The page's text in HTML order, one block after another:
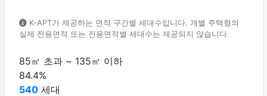
K-APT가 제공하는 면적 구간별 세대수입니다. 개별 주택형의
실제 전용면적 또는 전용면적별 세대수는 제공되지 않습니다.
85㎡ 초과 ~ 135㎡ 이하
84.4%
540 세대